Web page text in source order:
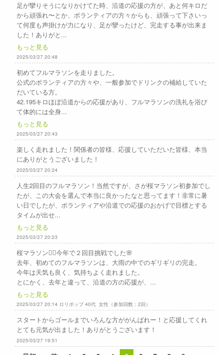
足が攣りそうになりかけてた時、沿道の応援の方が、あと何キロだ
から頑張れ〜とか、ボランティアの方々からも、頑張って下さいっ
て何度も声掛けが力になり、足が攣ったけど、完走する事が出来ま
した！ありがと...
もっと見る
2025/03/27 20:48
初めてフルマラソンを走りました。
公式のボランティアの方々や、一般参加でドリンクの補給していた
だいている方。
42.195キロほぼ沿道からの応援があり、フルマラソンの洗礼を浴び
て体的には全身...
もっと見る
2025/03/27 20:43
楽しく走れました！関係者の皆様、応援していただいた皆様、本当
にありがとうございました！
2025/03/27 20:24
人生2回目のフルマラソン！当然ですが、さが桜マラソン初参加でし
たが、この大会を選んで本当に良かったなと思ってます！非常に暑
い日でしたが、ボランティアや沿道での応援のおかげで目標とする
タイムが出せ...
もっと見る
2025/03/27 20:23
桜マラソン🏃‍♀️今年で２回目挑戦でした🌸
去年、初めてのフルマラソンは、大雨の中でのギリギリの完走。
今年は天気も良く、気持ちよく走れました。
とにかく、去年と違って、沿道の方の応援が、...
もっと見る
2025/03/27 20:14 ロリポップ 40代 女性（参加回数：2回）
スタートからゴールまでいろんな方ががんばれー！と応援してくれ
とても元気が出ました！ありがとうございます！
2025/03/27 19:51